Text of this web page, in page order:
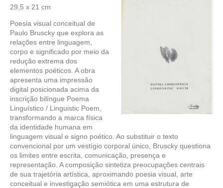
29,5 x 21 cm
Poesia visual conceitual de
Paulo Bruscky que explora as
relações entre linguagem,
corpo e significado por meio da
redução extrema dos
elementos poéticos. A obra
apresenta uma impressão
digital posicionada acima da
inscrição bilíngue Poema
Linguístico / Linguistic Poem,
transformando a marca física
da identidade humana em
linguagem visual e signo poético. Ao substituir o texto
convencional por um vestígio corporal único, Bruscky questiona
os limites entre escrita, comunicação, presença e
representação. A composição sintetiza preocupações centrais
de sua trajetória artística, aproximando poesia visual, arte
conceitual e investigação semiótica em uma estrutura de